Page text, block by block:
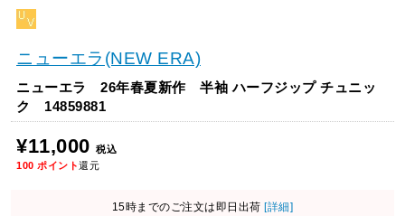
ニューエラ(NEW ERA)
ニューエラ 26年春夏新作 半袖 ハーフジップ チュニッ
ク 14859881
¥11,000 税込
100 ポイント還元
15時までのご注文は即日出荷 [詳細]